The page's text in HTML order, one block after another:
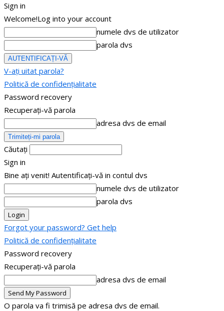
Sign in
Welcome!Log into your account
numele dvs de utilizator
parola dvs
V-ați uitat parola?
Politică de confidențialitate
Password recovery
Recuperați-vă parola
adresa dvs de email
Căutați
Sign in
Bine ați venit! Autentificați-vă in contul dvs
numele dvs de utilizator
parola dvs
Forgot your password? Get help
Politică de confidențialitate
Password recovery
Recuperați-vă parola
adresa dvs de email
O parola va fi trimisă pe adresa dvs de email.